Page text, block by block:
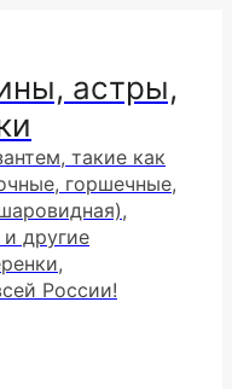
астры,
такие как
горшечные,
другие
России!